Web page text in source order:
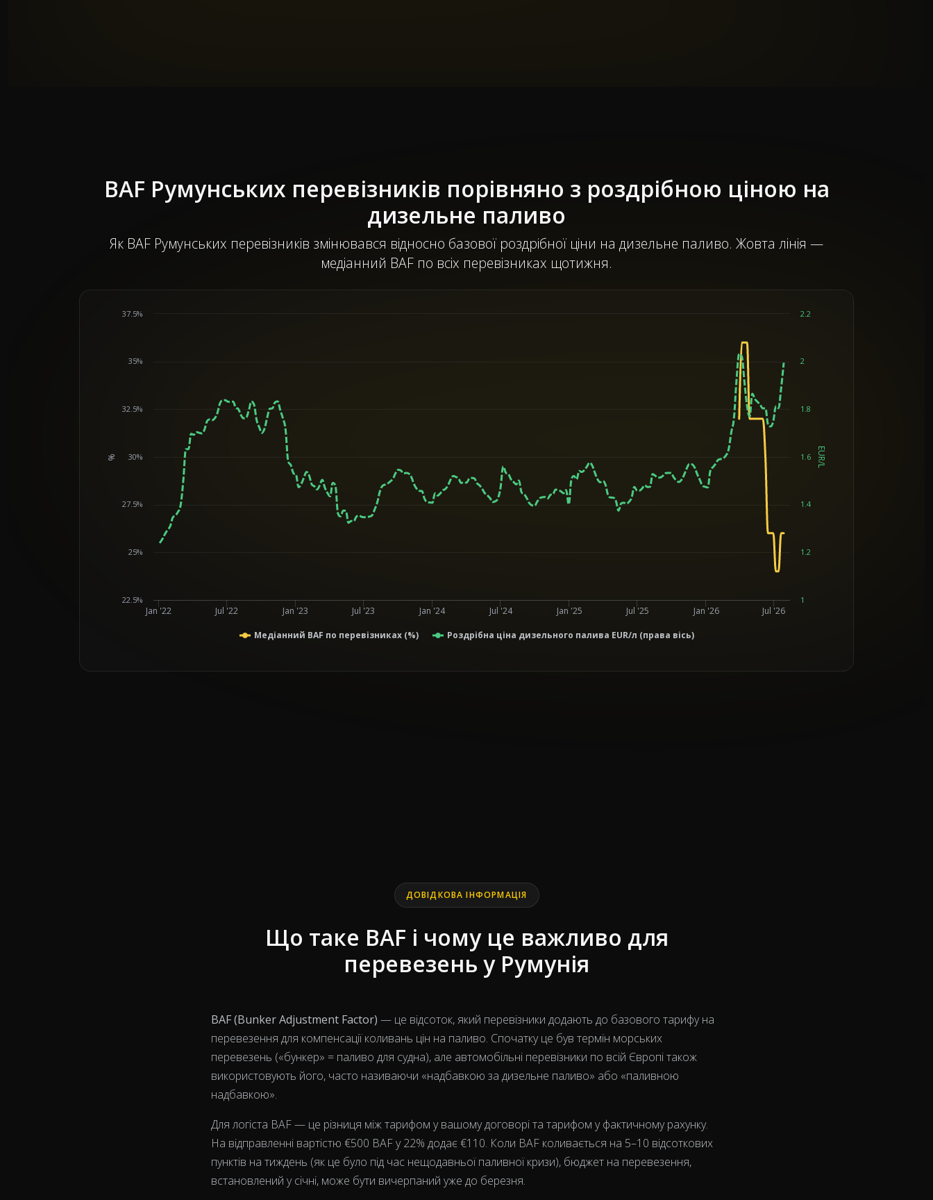
BAF Румунських перевізників порівняно з роздрібною ціною на
дизельне паливо
Як BAF Румунських перевізників змінювався відносно базової роздрібної ціни на дизельне паливо. Жовта лінія —
медіанний BAF по всіх перевізниках щотижня.
View as data table, Chart
% EUR/L
Медіанний BAF по перевізниках (%) Роздрібна ціна дизельного палива EUR/л (права вісь)
Jan '22 Jul '22 Jan '23 Jul '23 Jan '24 Jul '24 Jan '25 Jul '25 Jan '26 Jul '26
22.5%
25%
27.5%
30%
32.5%
35%
37.5%
1
1.2
1.4
1.6
1.8
2
2.2
ДОВІДКОВА ІНФОРМАЦІЯ
Що таке BAF і чому це важливо для
перевезень у Румунія
BAF (Bunker Adjustment Factor) — це відсоток, який перевізники додають до базового тарифу на
перевезення для компенсації коливань цін на паливо. Спочатку це був термін морських
перевезень («бункер» = паливо для судна), але автомобільні перевізники по всій Європі також
використовують його, часто називаючи «надбавкою за дизельне паливо» або «паливною
надбавкою».
Для логіста BAF — це різниця між тарифом у вашому договорі та тарифом у фактичному рахунку.
На відправленні вартістю €500 BAF у 22% додає €110. Коли BAF коливається на 5–10 відсоткових
пунктів на тиждень (як це було під час нещодавньої паливної кризи), бюджет на перевезення,
встановлений у січні, може бути вичерпаний уже до березня.